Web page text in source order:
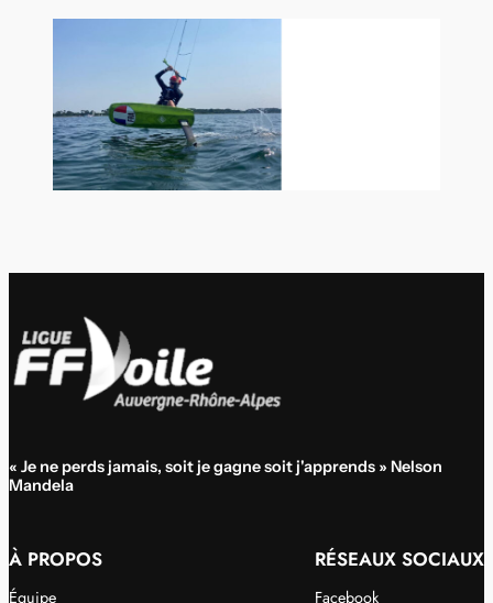
« Je ne perds jamais, soit je gagne soit j'apprends » Nelson
Mandela
À PROPOS
Équipe
RÉSEAUX SOCIAUX
Facebook